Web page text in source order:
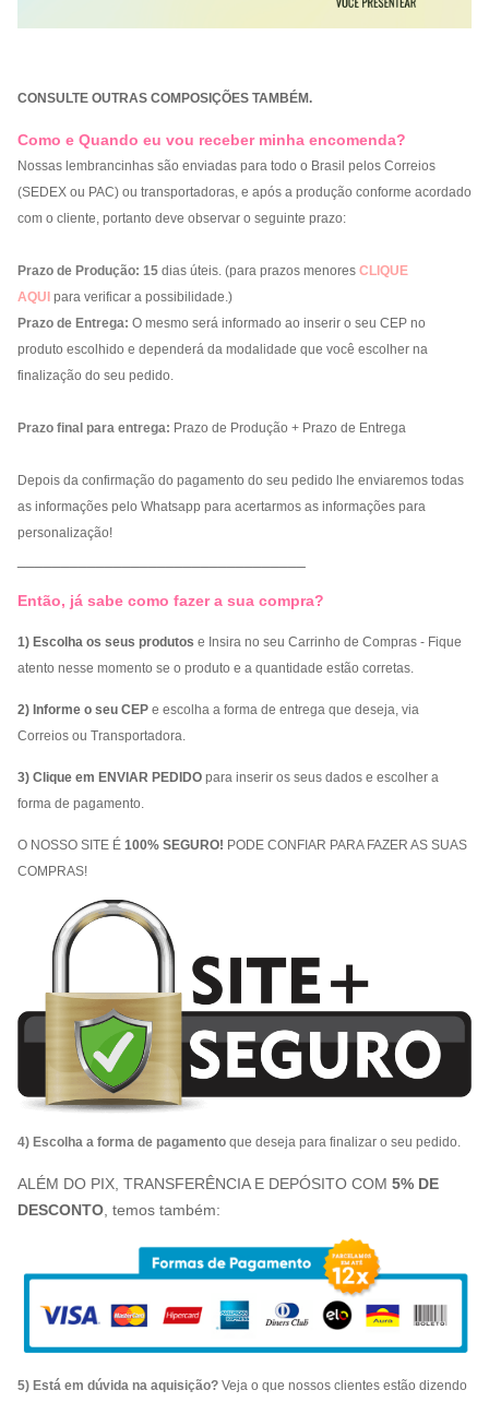
CONSULTE OUTRAS COMPOSIÇÕES TAMBÉM.
Como e Quando eu vou receber minha encomenda?
Nossas lembrancinhas são enviadas para todo o Brasil pelos Correios
(SEDEX ou PAC) ou transportadoras, e após a produção conforme acordado
com o cliente, portanto deve observar o seguinte prazo:
Prazo de Produção: 15 dias úteis. (para prazos menores CLIQUE
AQUI para verificar a possibilidade.)
Prazo de Entrega: O mesmo será informado ao inserir o seu CEP no
produto escolhido e dependerá da modalidade que você escolher na
finalização do seu pedido.
Prazo final para entrega: Prazo de Produção + Prazo de Entrega
Depois da confirmação do pagamento do seu pedido lhe enviaremos todas
as informações pelo Whatsapp para acertarmos as informações para
personalização!
Então, já sabe como fazer a sua compra?
1) Escolha os seus produtos e Insira no seu Carrinho de Compras - Fique
atento nesse momento se o produto e a quantidade estão corretas.
2) Informe o seu CEP e escolha a forma de entrega que deseja, via
Correios ou Transportadora.
3) Clique em ENVIAR PEDIDO para inserir os seus dados e escolher a
forma de pagamento.
O NOSSO SITE É 100% SEGURO! PODE CONFIAR PARA FAZER AS SUAS
COMPRAS!
4) Escolha a forma de pagamento que deseja para finalizar o seu pedido.
ALÉM DO PIX, TRANSFERÊNCIA E DEPÓSITO COM 5% DE
DESCONTO , temos também:
5) Está em dúvida na aquisição? Veja o que nossos clientes estão dizendo